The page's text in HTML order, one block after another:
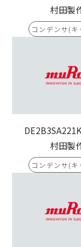
村田製
コンデンサ(キ
村田製
コンデンサ(キ